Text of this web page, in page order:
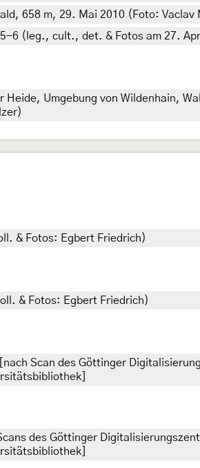
658 m, 29. Mai 2010 (Foto:
6 (leg., cult., det. & Fotos am 27.
Heide, Umgebung von Wildenhain,
& Fotos: Egbert Friedrich)
& Fotos: Egbert Friedrich)
[nach Scan des Göttinger
des Göttinger